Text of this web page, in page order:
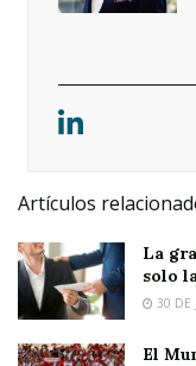
Artículos
La
solo
30 DE
El